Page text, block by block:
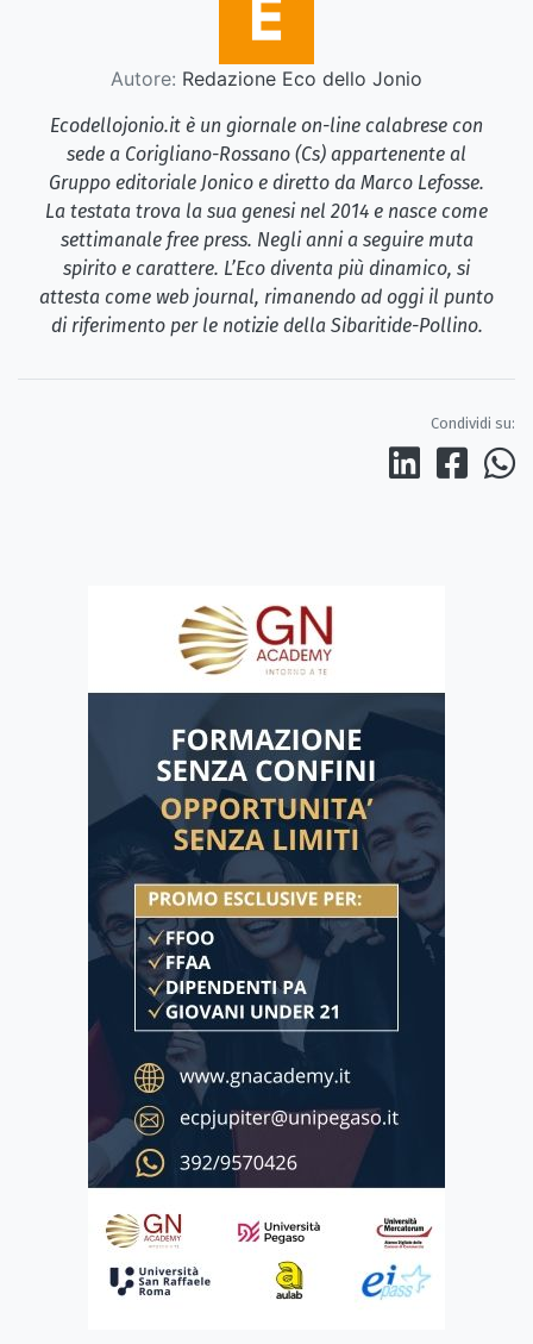
Autore: Redazione Eco dello Jonio
Ecodellojonio.it è un giornale on-line calabrese con
sede a Corigliano-Rossano (Cs) appartenente al
Gruppo editoriale Jonico e diretto da Marco Lefosse.
La testata trova la sua genesi nel 2014 e nasce come
settimanale free press. Negli anni a seguire muta
spirito e carattere. L’Eco diventa più dinamico, si
attesta come web journal, rimanendo ad oggi il punto
di riferimento per le notizie della Sibaritide-Pollino.
Condividi su: